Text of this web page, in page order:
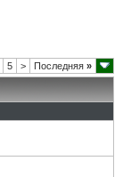
5 > Последняя »